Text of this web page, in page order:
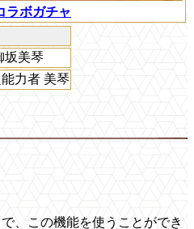
ラボガチャ
坂美琴
力者 美琴
、この機能を使うことができ